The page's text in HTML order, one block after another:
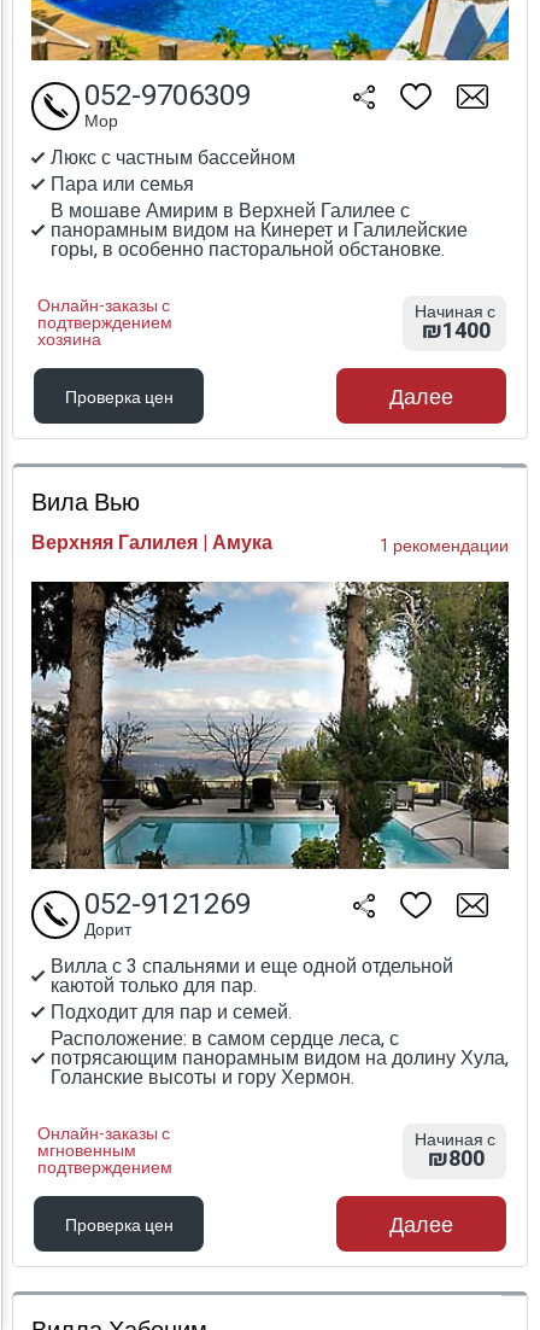
Люкс с частным бассейном
Пара или семья
В мошаве Амирим в Верхней Галилее с
панорамным видом на Кинерет и Галилейские
горы, в особенно пасторальной обстановке.
Онлайн-заказы с
подтверждением
хозяина
052-9706309
Мор
Начиная с
₪1400
Проверка цен
Проверка цен
Далее
Вила Вью
Верхняя Галилея | Амука 1 рекомендации
Вилла с 3 спальнями и еще одной отдельной
каютой только для пар.
Подходит для пар и семей.
Расположение: в самом сердце леса, с
потрясающим панорамным видом на долину Хула,
Голанские высоты и гору Хермон.
Онлайн-заказы с
мгновенным
подтверждением
052-9121269
Дорит
Начиная с
₪800
Проверка цен
Проверка цен
Далее